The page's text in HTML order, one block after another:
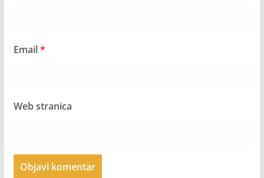
Email*
Web stranica